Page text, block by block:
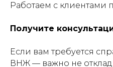
Работаем с клиентами
Получите
Если вам требуется
ВНЖ — важно не